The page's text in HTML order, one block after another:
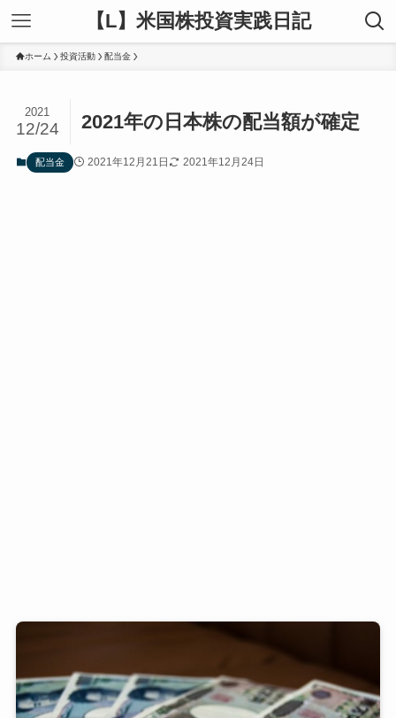
【L】米国株投資実践日記
ホーム 投資活動 配当金
2021年の日本株の配当額が確定
2021
12/24
配当金 2021年12月21日 2021年12月24日